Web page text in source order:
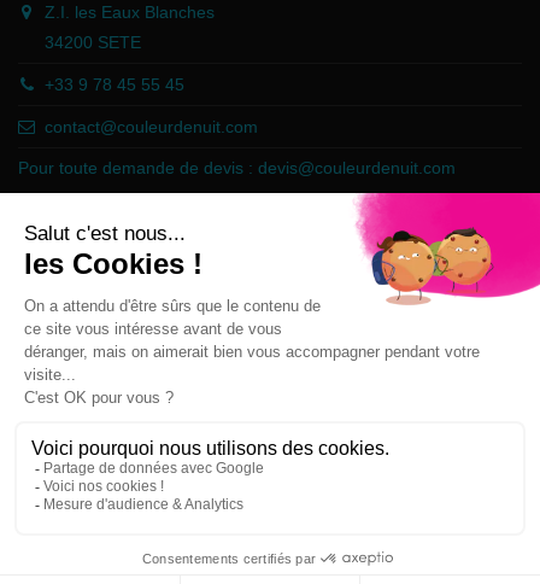
Z.I. les Eaux Blanches
34200 SETE
+33 9 78 45 55 45
contact@couleurdenuit.com
Pour toute demande de devis : devis@couleurdenuit.com
Marchand approuvé par la Société des Avis Garantis,cliquez ici pour
vérifier .
Follow us
Newsletter
Vous pouvez vous désinscrire à tout moment sur